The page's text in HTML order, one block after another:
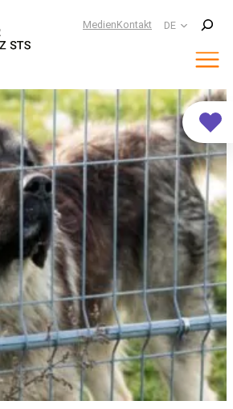
MedienKontakt DE
Suchen